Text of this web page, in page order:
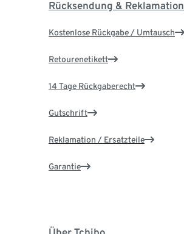
Rücksendung & Reklamation
Kostenlose Rückgabe / Umtausch
Retourenetikett
14 Tage Rückgaberecht
Gutschrift
Reklamation / Ersatzteile
Garantie